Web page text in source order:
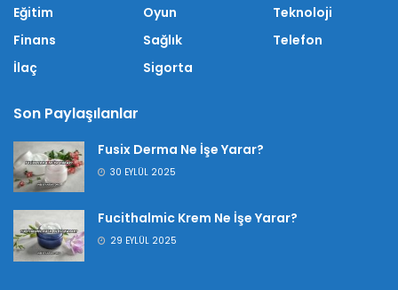
Eğitim
Finans
İlaç
Oyun
Sağlık
Sigorta
Teknoloji
Telefon
Son Paylaşılanlar
Fusix Derma Ne İşe Yarar?
30 EYLÜL 2025
Fucithalmic Krem Ne İşe Yarar?
29 EYLÜL 2025